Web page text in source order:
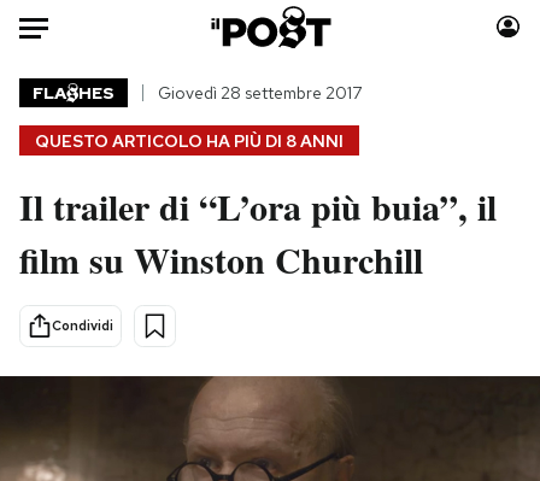
Auto
HOME
Italia
Politica
Tecnologia
Internet
Scienza
Moda
Consumismi
Media
Europa
QUESTO ARTICOLO HA PIÙ DI 8 ANNI
FLA HES Giovedì 28 settembre 2017
Il trailer di “L’ora più buia”, il
film su Winston Churchill
Condividi